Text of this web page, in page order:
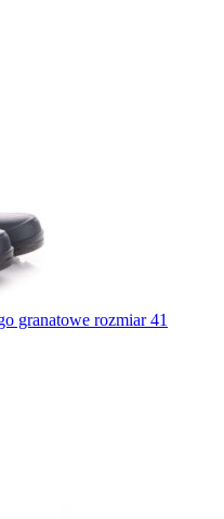
granatowe rozmiar 41